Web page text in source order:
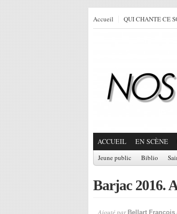
Accueil QUI CHANTE CE
ACCUEIL EN SCÈNE
Jeune public Biblio
Barjac 2016.
Ajouté par Bellart François